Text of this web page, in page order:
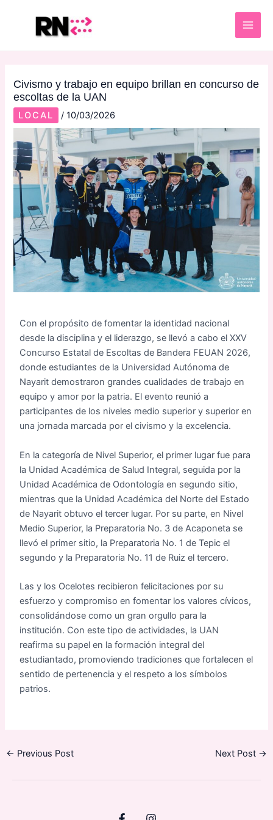
Civismo y trabajo en equipo brillan en concurso de
escoltas de la UAN
LOCAL /10/03/2026
Con el propósito de fomentar la identidad nacional
desde la disciplina y el liderazgo, se llevó a cabo el XXV
Concurso Estatal de Escoltas de Bandera FEUAN 2026,
donde estudiantes de la Universidad Autónoma de
Nayarit demostraron grandes cualidades de trabajo en
equipo y amor por la patria. El evento reunió a
participantes de los niveles medio superior y superior en
una jornada marcada por el civismo y la excelencia.
En la categoría de Nivel Superior, el primer lugar fue para
la Unidad Académica de Salud Integral, seguida por la
Unidad Académica de Odontología en segundo sitio,
mientras que la Unidad Académica del Norte del Estado
de Nayarit obtuvo el tercer lugar. Por su parte, en Nivel
Medio Superior, la Preparatoria No. 3 de Acaponeta se
llevó el primer sitio, la Preparatoria No. 1 de Tepic el
segundo y la Preparatoria No. 11 de Ruiz el tercero.
Las y los Ocelotes recibieron felicitaciones por su
esfuerzo y compromiso en fomentar los valores cívicos,
consolidándose como un gran orgullo para la
institución. Con este tipo de actividades, la UAN
reafirma su papel en la formación integral del
estudiantado, promoviendo tradiciones que fortalecen el
sentido de pertenencia y el respeto a los símbolos
patrios.
navigation
← Previous Post Next Post →